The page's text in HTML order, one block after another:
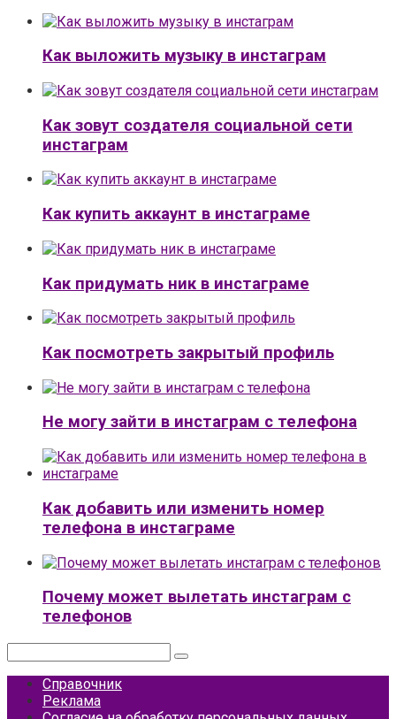
Как выложить музыку в инстаграм
Как зовут создателя социальной сети
инстаграм
Как купить аккаунт в инстаграме
Как придумать ник в инстаграме
Как посмотреть закрытый профиль
Не могу зайти в инстаграм с телефона
Как добавить или изменить номер
телефона в инстаграме
Почему может вылетать инстаграм с
телефонов
Справочник
Реклама